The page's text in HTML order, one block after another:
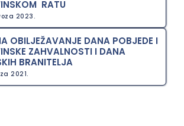
RATU
2023.
OBILJEŽAVANJE DANA POBJEDE I
ZAHVALNOSTI I DANA
BRANITELJA
2021.